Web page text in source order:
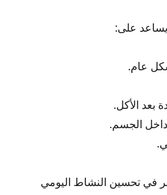
يساعد على:
عام.
بعد الأكل.
الجسم.
في تحسين النشاط اليومي